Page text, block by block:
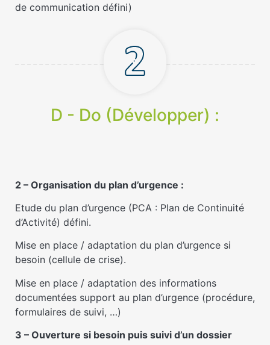
de communication défini)
D - Do (Développer) :
2 – Organisation du plan d’urgence :
Etude du plan d’urgence (PCA : Plan de Continuité
d’Activité) défini.
Mise en place / adaptation du plan d’urgence si
besoin (cellule de crise).
Mise en place / adaptation des informations
documentées support au plan d’urgence (procédure,
formulaires de suivi, …)
3 – Ouverture si besoin puis suivi d’un dossier